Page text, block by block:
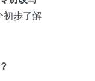
初步了解